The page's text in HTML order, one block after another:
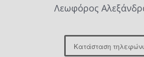
Λεωφόρος
Κατάσταση